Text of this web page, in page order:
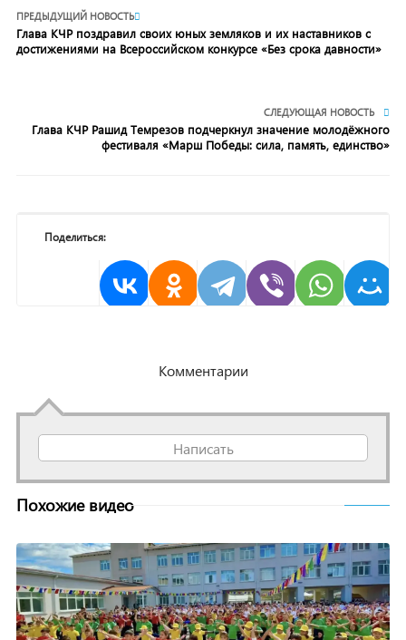
ПРЕДЫДУЩИЙ НОВОСТЬ
Глава КЧР поздравил своих юных земляков и их наставников с
достижениями на Всероссийском конкурсе «Без срока давности»
СЛЕДУЮЩАЯ НОВОСТЬ
Глава КЧР Рашид Темрезов подчеркнул значение молодёжного
фестиваля «Марш Победы: сила, память, единство»
Поделиться:
Комментарии
Написать
Похожие видео